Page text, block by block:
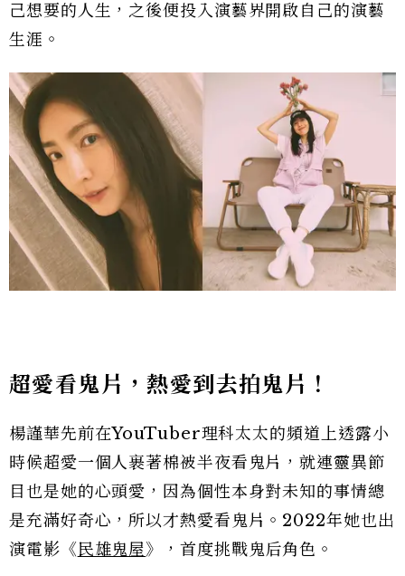
己想要的人生，之後便投入演藝界開啟自己的演藝
生涯。
超愛看鬼片，熱愛到去拍鬼片！
楊謹華先前在YouTuber理科太太的頻道上透露小
時候超愛一個人裹著棉被半夜看鬼片，就連靈異節
目也是她的心頭愛，因為個性本身對未知的事情總
是充滿好奇心，所以才熱愛看鬼片。2022年她也出
演電影《民雄鬼屋》，首度挑戰鬼后角色。